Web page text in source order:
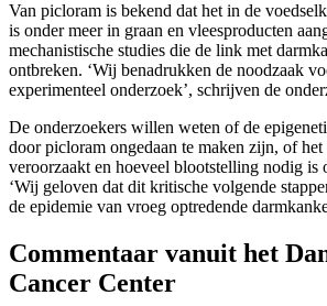
Van picloram is bekend dat het in de
is onder meer in graan en vleesproducten
mechanistische studies die de link met
ontbreken. ‘Wij benadrukken de noodzaak
experimenteel onderzoek’, schrijven de
De onderzoekers willen weten of de
door picloram ongedaan te maken zijn, of
veroorzaakt en hoeveel blootstelling nodig is
‘Wij geloven dat dit kritische volgende
de epidemie van vroeg optredende
Commentaar vanuit het
Cancer Center